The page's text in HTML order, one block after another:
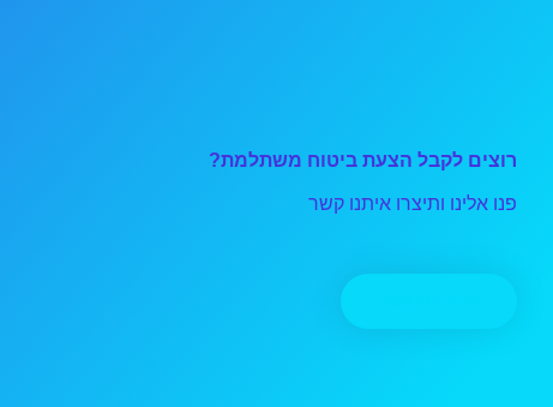
רוצים לקבל הצעת ביטוח משתלמת?
פנו אלינו ותיצרו איתנו קשר